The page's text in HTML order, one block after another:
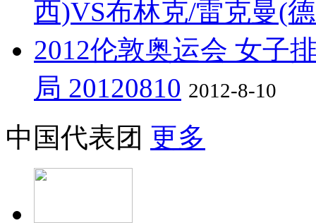
西)VS布林克/雷克曼(
2012伦敦奥运会 女子
局 20120810 2012-8-10
中国代表团 更多